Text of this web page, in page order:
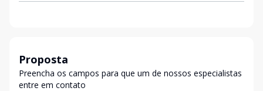
Proposta
Preencha os campos para que um de nossos especialistas
entre em contato